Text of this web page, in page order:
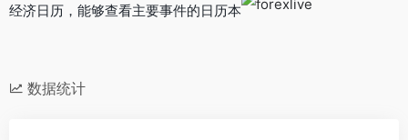
经济日历，能够查看主要事件的日历本
数据统计